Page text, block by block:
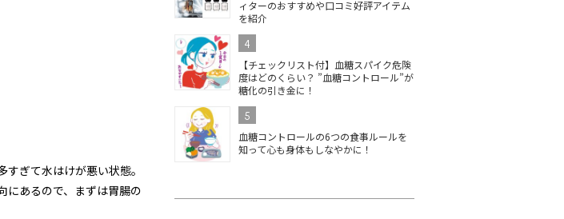
ぎて水はけが悪い状態。
にあるので、まずは胃腸の
ィターのおすすめや口コミ好評アイテム
を紹介
4
【チェックリスト付】血糖スパイク危険
度はどのくらい？ ”血糖コントロール”が
糖化の引き金に！
5
血糖コントロールの6つの食事ルールを
知って心も身体もしなやかに！